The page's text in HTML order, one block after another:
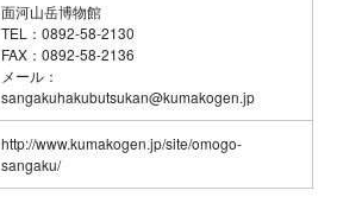
面河山岳博物館
TEL：0892-58-2130
FAX：0892-58-2136
メール：
sangakuhakubutsukan@kumakogen.jp
http://www.kumakogen.jp/site/omogo-
sangaku/